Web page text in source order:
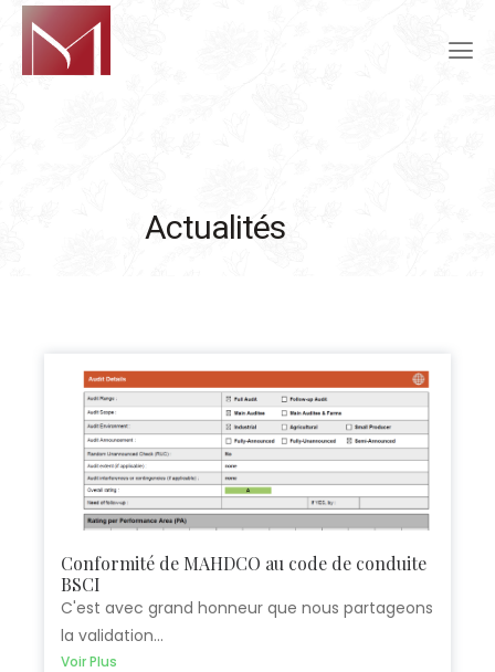
Actualités
Conformité de MAHDCO au code de conduite
BSCI
C'est avec grand honneur que nous partageons
la validation...
Voir Plus